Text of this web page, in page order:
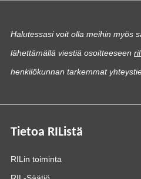
Halutessasi voit olla meihin myös
lähettämällä viestiä osoitteeseen
henkilökunnan tarkemmat
Tietoa RIListä
RILin toiminta